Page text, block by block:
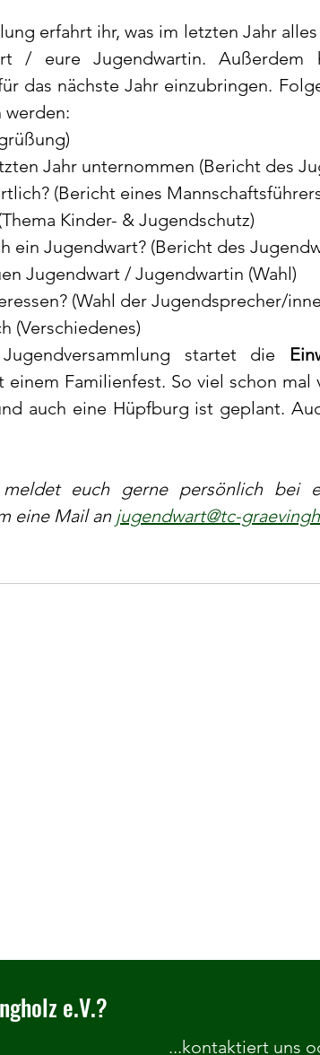
erfahrt ihr, was im letzten Jahr
/ eure Jugendwartin.
das nächste Jahr einzubringen.
werden:
Jahr unternommen (Bericht des
(Bericht eines
Kinder- & Jugendschutz)
ein Jugendwart? (Bericht des
Jugendwart / Jugendwartin (Wahl)
(Wahl der Jugendsprecher/
(Verschiedenes)
startet die
einem Familienfest. So viel schon mal
auch eine Hüpfburg ist geplant.
euch gerne persönlich bei
eine Mail an jugendwart@tc-
e.V.?
...kontaktiert uns